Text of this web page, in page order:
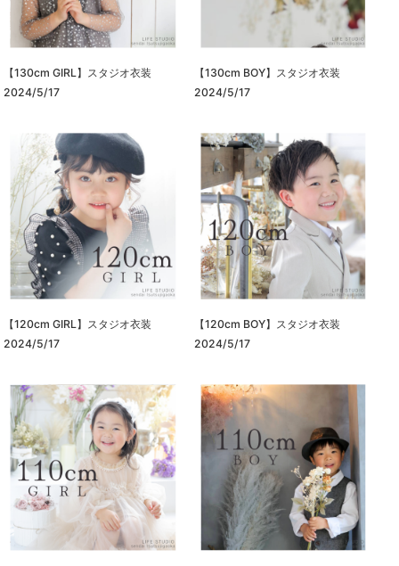
【130cm GIRL】スタジオ衣装
2024/5/17
【130cm BOY】スタジオ衣装
2024/5/17
【120cm GIRL】スタジオ衣装
2024/5/17
【120cm BOY】スタジオ衣装
2024/5/17